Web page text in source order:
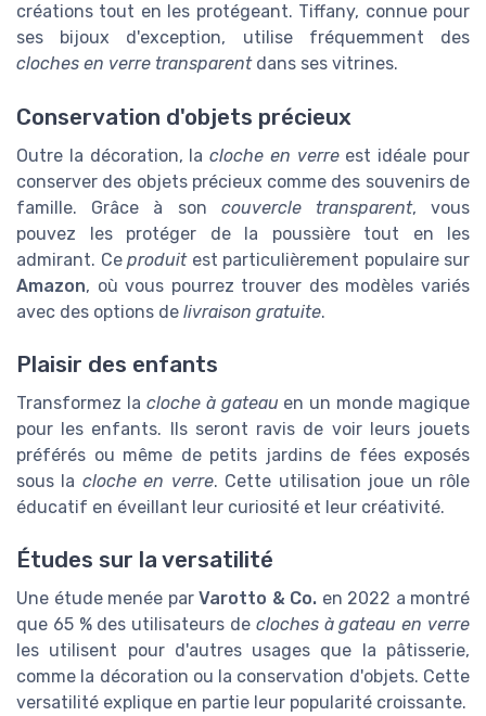
créations tout en les protégeant. Tiffany, connue pour
ses bijoux d'exception, utilise fréquemment des
cloches en verre transparentdans ses vitrines.
Conservation d'objets précieux
Outre la décoration, lacloche en verreest idéale pour
conserver des objets précieux comme des souvenirs de
famille. Grâce à son couvercle transparent, vous
pouvez les protéger de la poussière tout en les
admirant. Ce produitest particulièrement populaire sur
Amazon, où vous pourrez trouver des modèles variés
avec des options de livraison gratuite.
Plaisir des enfants
Transformez la cloche à gateau en un monde magique
pour les enfants. Ils seront ravis de voir leurs jouets
préférés ou même de petits jardins de fées exposés
sous la cloche en verre. Cette utilisation joue un rôle
éducatif en éveillant leur curiosité et leur créativité.
Études sur la versatilité
Une étude menée par Varotto & Co. en 2022 a montré
que 65 % des utilisateurs de cloches à gateau en verre
les utilisent pour d'autres usages que la pâtisserie,
comme la décoration ou la conservation d'objets. Cette
versatilité explique en partie leur popularité croissante.